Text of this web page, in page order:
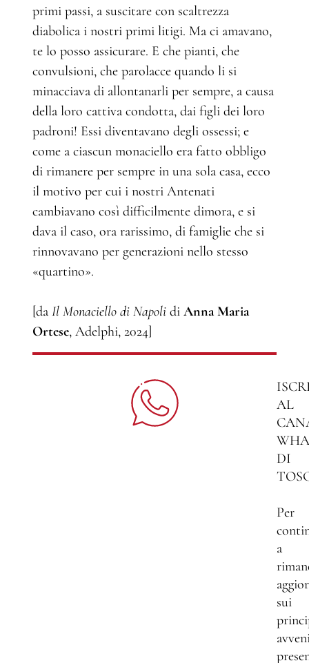
primi passi, a suscitare con scaltrezza
diabolica i nostri primi litigi. Ma ci amavano,
te lo posso assicurare. E che pianti, che
convulsioni, che parolacce quando li si
minacciava di allontanarli per sempre, a causa
della loro cattiva condotta, dai figli dei loro
padroni! Essi diventavano degli ossessi; e
come a ciascun monaciello era fatto obbligo
di rimanere per sempre in una sola casa, ecco
il motivo per cui i nostri Antenati
cambiavano così difficilmente dimora, e si
dava il caso, ora rarissimo, di famiglie che si
rinnovavano per generazioni nello stesso
«quartino».
[da Il Monaciello di Napoli di Anna Maria
Ortese, Adelphi, 2024]
AL
DI
Per
a
sui